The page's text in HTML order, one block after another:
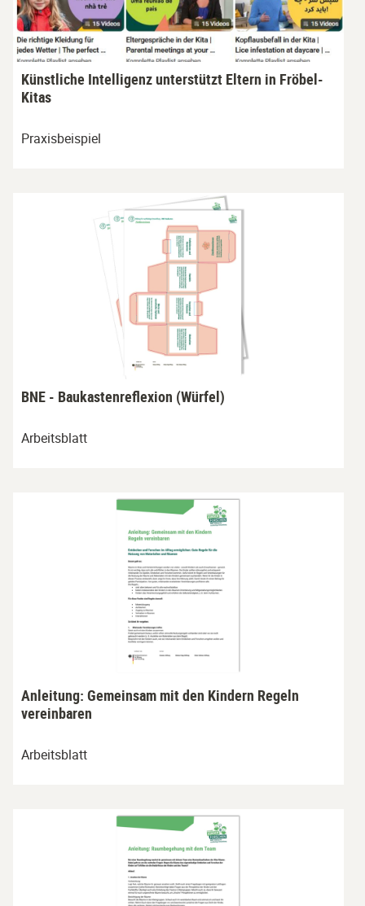
Künstliche Intelligenz unterstützt Eltern in Fröbel-
Kitas
Praxisbeispiel
BNE - Baukastenreflexion (Würfel)
Arbeitsblatt
Anleitung: Gemeinsam mit den Kindern Regeln
vereinbaren
Arbeitsblatt